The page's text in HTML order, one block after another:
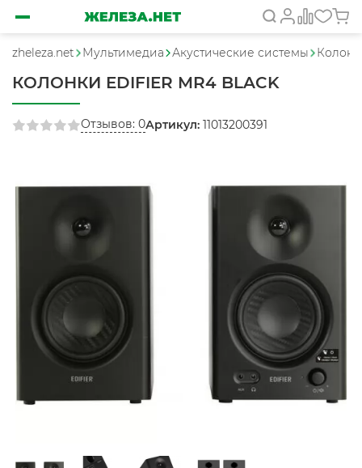
zheleza.net Мультимедиа Акустические системы
КОЛОНКИ EDIFIER MR4 BLACK
Отзывов: 0Артикул: 11013200391